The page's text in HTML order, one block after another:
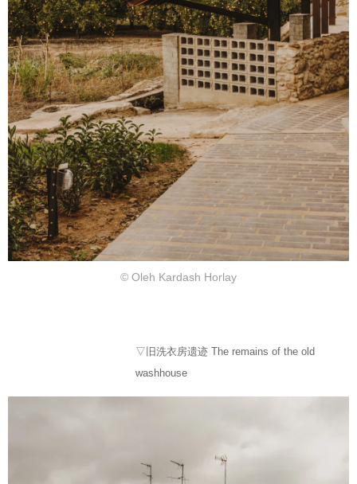
© Oleh Kardash Horlay
▽旧洗衣房遗迹 The remains of the old
washhouse